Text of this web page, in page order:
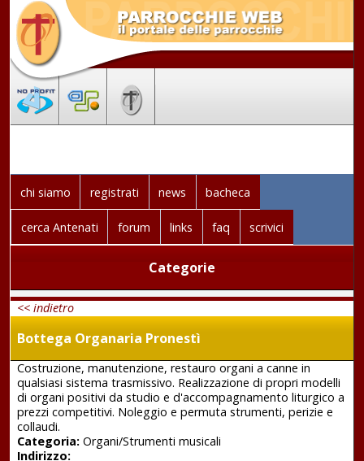
chi siamo registrati news bacheca
cerca Antenati forum links faq scrivici
Categorie
<< indietro
Bottega Organaria Pronestì
Costruzione, manutenzione, restauro organi a canne in
qualsiasi sistema trasmissivo. Realizzazione di propri modelli
di organi positivi da studio e d'accompagnamento liturgico a
prezzi competitivi. Noleggio e permuta strumenti, perizie e
collaudi.
Categoria:Organi/Strumenti musicali
Indirizzo: